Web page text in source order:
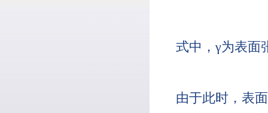
式中，γ为表面
由于此时，表